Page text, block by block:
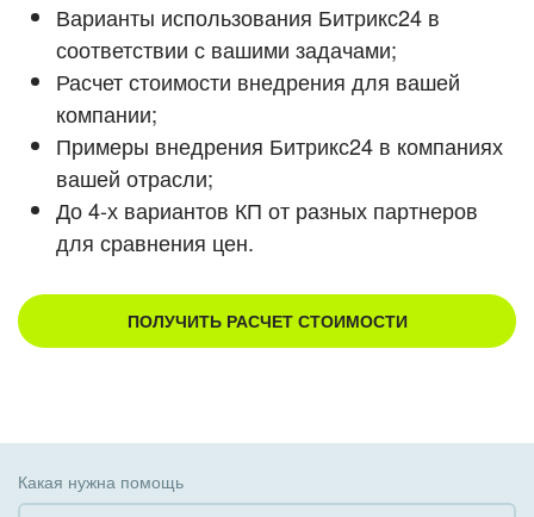
Варианты использования Битрикс24 в
соответствии с вашими задачами;
Расчет стоимости внедрения для вашей
компании;
Примеры внедрения Битрикс24 в компаниях
вашей отрасли;
До 4-х вариантов КП от разных партнеров
для сравнения цен.
ПОЛУЧИТЬ РАСЧЕТ СТОИМОСТИ
Какая нужна помощь